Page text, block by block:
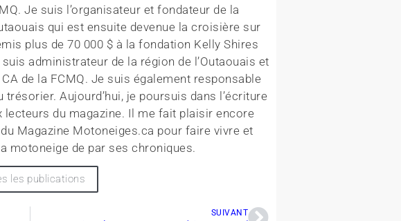
Je suis l’organisateur et fondateur de la
qui est ensuite devenue la croisière sur
plus de 70 000 $ à la fondation Kelly Shires
administrateur de la région de l’Outaouais et
de la FCMQ. Je suis également responsable
Aujourd’hui, je poursuis dans l’écriture
du magazine. Il me fait plaisir encore
Magazine Motoneiges.ca pour faire vivre et
motoneige de par ses chroniques.
les publications
SUIVANT